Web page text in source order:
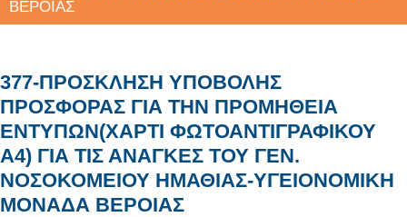
ΒΕΡΟΙΑΣ
377-ΠΡΟΣΚΛΗΣΗ ΥΠΟΒΟΛΗΣ
ΠΡΟΣΦΟΡΑΣ ΓΙΑ ΤΗΝ ΠΡΟΜΗΘΕΙΑ
ΕΝΤΥΠΩΝ(ΧΑΡΤΙ ΦΩΤΟΑΝΤΙΓΡΑΦΙΚΟΥ
Α4) ΓΙΑ ΤΙΣ ΑΝΑΓΚΕΣ ΤΟΥ ΓΕΝ.
ΝΟΣΟΚΟΜΕΙΟΥ ΗΜΑΘΙΑΣ-ΥΓΕΙΟΝΟΜΙΚΗ
ΜΟΝΑΔΑ ΒΕΡΟΙΑΣ